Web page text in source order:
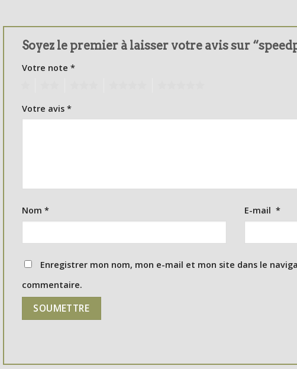
Soyez le premier à laisser votre avis sur
Votre note *
Votre avis *
Nom * E-mail *
Enregistrer mon nom, mon e-mail et mon site dans le
commentaire.